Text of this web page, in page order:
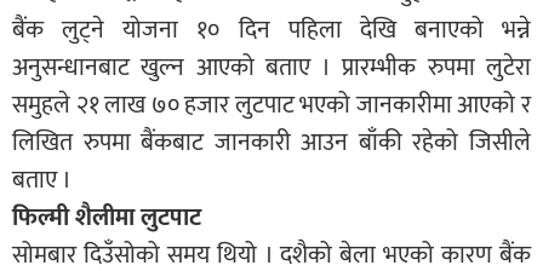
बैंक लुट्ने योजना १० दिन पहिला देखि बनाएको भन्ने
अनुसन्धानबाट खुल्न आएको बताए । प्रारम्भीक रुपमा लुटेरा
समुहले २१ लाख ७० हजार लुटपाट भएको जानकारीमा आएको र
लिखित रुपमा बैंकबाट जानकारी आउन बाँकी रहेको जिसीले
बताए ।
फिल्मी शैलीमा लुटपाट
सोमबार दिउँसोको समय थियो । दशैको बेला भएको कारण बैंक